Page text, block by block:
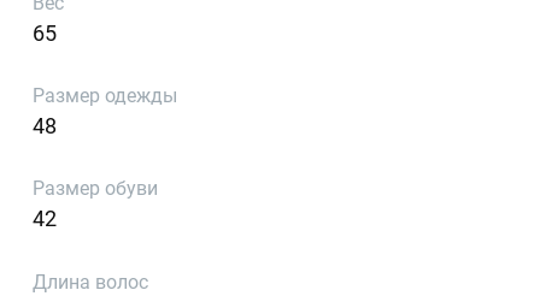
65
Размер одежды
48
Размер обуви
42
Длина волос